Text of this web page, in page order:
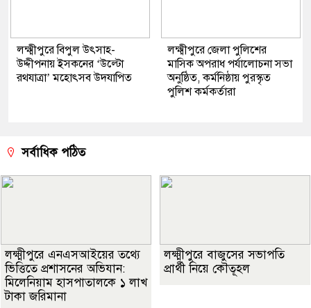
লক্ষ্মীপুরে বিপুল উৎসাহ-
উদ্দীপনায় ইসকনের ‘উল্টো
রথযাত্রা’ মহোৎসব উদযাপিত
লক্ষ্মীপুরে জেলা পুলিশের
মাসিক অপরাধ পর্যালোচনা সভা
অনুষ্ঠিত, কর্মনিষ্ঠায় পুরস্কৃত
পুলিশ কর্মকর্তারা
সর্বাধিক পঠিত
লক্ষ্মীপুরে এনএসআইয়ের তথ্যে
ভিত্তিতে প্রশাসনের অভিযান:
মিলেনিয়াম হাসপাতালকে ১ লাখ
টাকা জরিমানা
লক্ষ্মীপুরে বাজুসের সভাপতি
প্রার্থী নিয়ে কৌতূহল